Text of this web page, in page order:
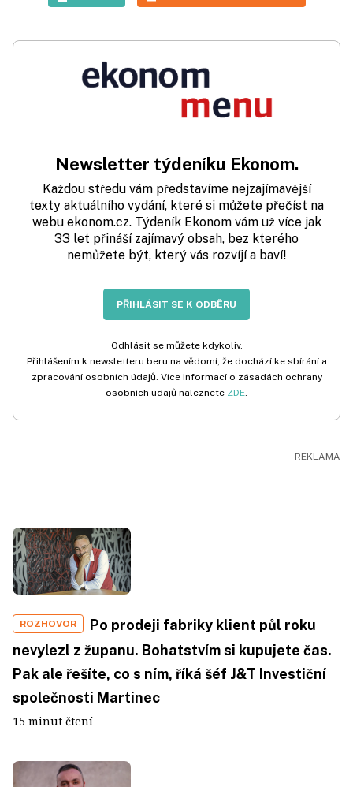
Newsletter týdeníku Ekonom.
Každou středu vám představíme nejzajímavější
texty aktuálního vydání, které si můžete přečíst na
webu ekonom.cz. Týdeník Ekonom vám už více jak
33 let přináší zajímavý obsah, bez kterého
nemůžete být, který vás rozvíjí a baví!
PŘIHLÁSIT SE K ODBĚRU
Odhlásit se můžete kdykoliv.
Přihlášením k newsletteru beru na vědomí, že dochází ke sbírání a
zpracování osobních údajů. Více informací o zásadách ochrany
osobních údajů naleznete ZDE.
ROZHOVOR
Po prodeji fabriky klient půl roku
nevylezl z županu. Bohatstvím si kupujete čas.
Pak ale řešíte, co s ním, říká šéf J&T Investiční
společnosti Martinec
15 minut čtení